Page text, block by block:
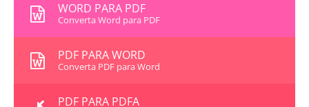
WORD PARA PDF
Converta Word para PDF
PDF PARA WORD
Converta PDF para Word
PDF PARA PDFA